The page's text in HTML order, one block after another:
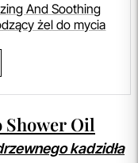
And Soothing
żel do mycia
Shower Oil
kadzidła